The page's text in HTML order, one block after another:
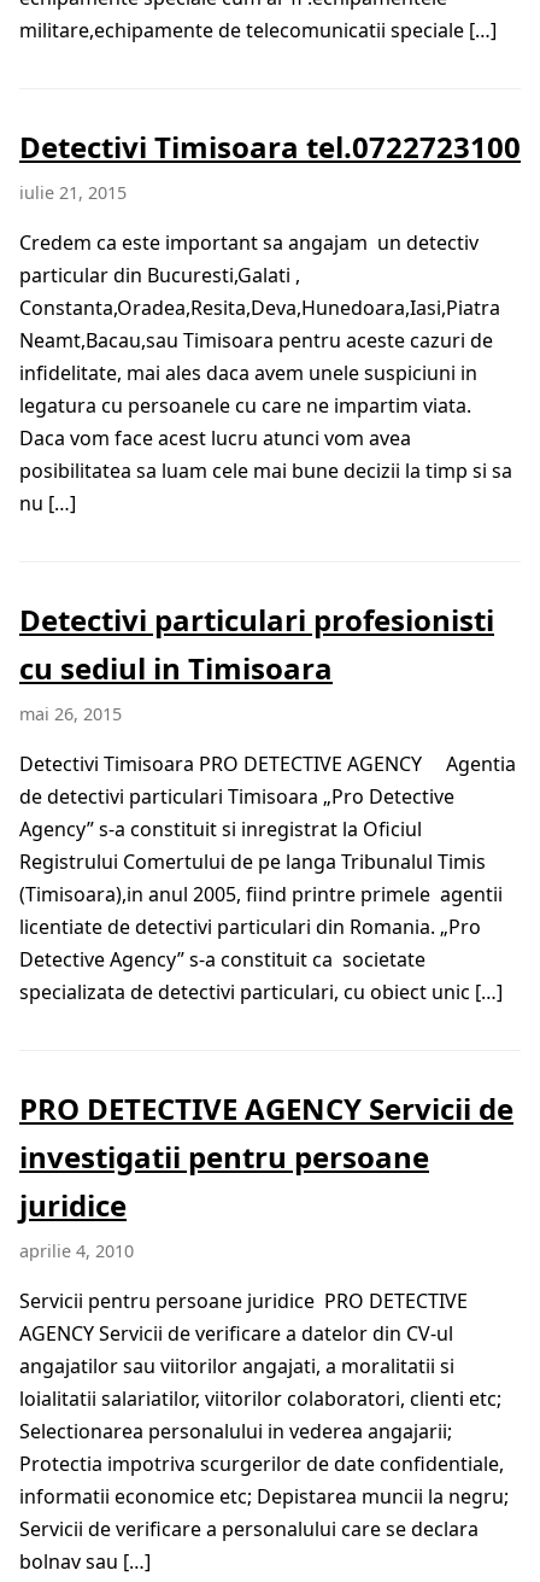
militare,echipamente de telecomunicatii speciale […]
Detectivi Timisoara tel.0722723100
iulie 21, 2015
Credem ca este important sa angajam un detectiv
particular din Bucuresti,Galati ,
Constanta,Oradea,Resita,Deva,Hunedoara,Iasi,Piatra
Neamt,Bacau,sau Timisoara pentru aceste cazuri de
infidelitate, mai ales daca avem unele suspiciuni in
legatura cu persoanele cu care ne impartim viata.
Daca vom face acest lucru atunci vom avea
posibilitatea sa luam cele mai bune decizii la timp si sa
nu […]
Detectivi particulari profesionisti
cu sediul in Timisoara
mai 26, 2015
Detectivi Timisoara PRO DETECTIVE AGENCY Agentia
de detectivi particulari Timisoara „Pro Detective
Agency” s-a constituit si inregistrat la Oficiul
Registrului Comertului de pe langa Tribunalul Timis
(Timisoara),in anul 2005, fiind printre primele agentii
licentiate de detectivi particulari din Romania. „Pro
Detective Agency” s-a constituit ca societate
specializata de detectivi particulari, cu obiect unic […]
PRO DETECTIVE AGENCY Servicii de
investigatii pentru persoane
juridice
aprilie 4, 2010
Servicii pentru persoane juridice PRO DETECTIVE
AGENCY Servicii de verificare a datelor din CV-ul
angajatilor sau viitorilor angajati, a moralitatii si
loialitatii salariatilor, viitorilor colaboratori, clienti etc;
Selectionarea personalului in vederea angajarii;
Protectia impotriva scurgerilor de date confidentiale,
informatii economice etc; Depistarea muncii la negru;
Servicii de verificare a personalului care se declara
bolnav sau […]